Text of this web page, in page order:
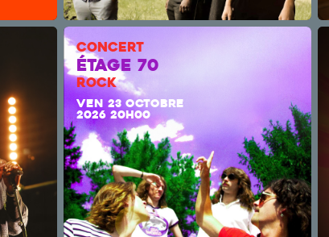
CONCERT
ÉTAGE 70
ROCK
VEN 23 OCTOBRE
2026 20H00